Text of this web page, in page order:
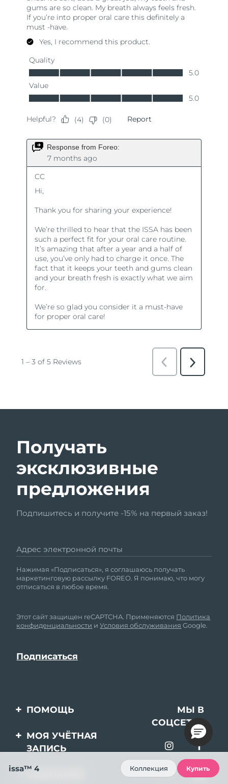
Получать
эксклюзивные
предложения
Подпишитесь и получите -15% на первый заказ!
Адрес электронной почты
Нажимая «Подписаться», я соглашаюсь получать
маркетинговую рассылку FOREO. Я понимаю, что могу
отписаться в любое время.
Этот сайт защищен reCAPTCHA. Применяются Политика
конфиденциальности иУсловия обслуживания Google.
ПОМОЩЬ
Свяжитесь с нами
Заказ и доставка
Гарантия и возврат
МЫ В
СОЦСЕТЯХ
МОЯ УЧЁТНАЯ
ЗАПИСЬ
Регистрация продукта
КОМПАНИЯ
issa™ 4 Коллекция Купить